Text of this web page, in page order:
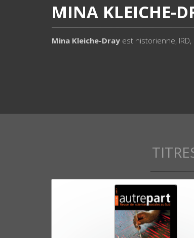
MINA KLEICHE-
Mina Kleiche-Dray est historienne,